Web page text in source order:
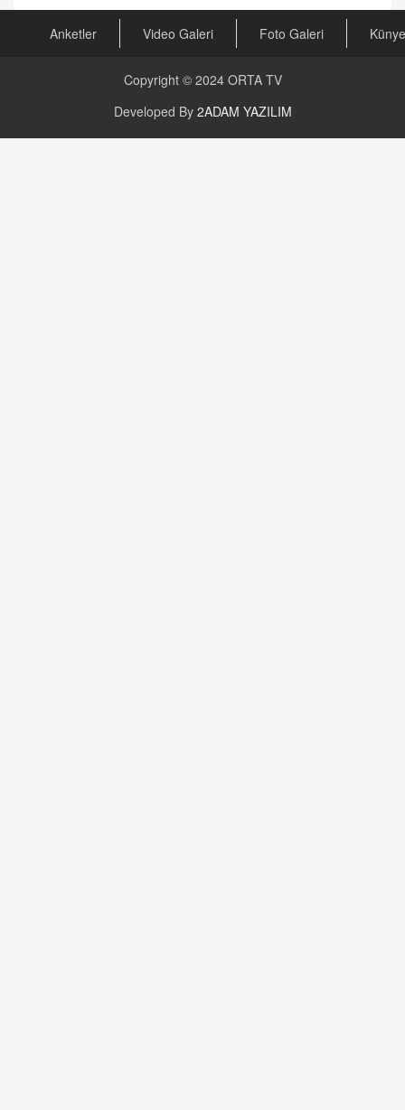
Anketler Video Galeri Foto Galeri Künye
Copyright © 2024 ORTA TV
Developed By 2ADAM YAZILIM